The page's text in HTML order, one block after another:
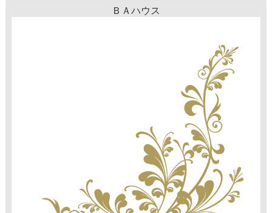
ＢＡハウス